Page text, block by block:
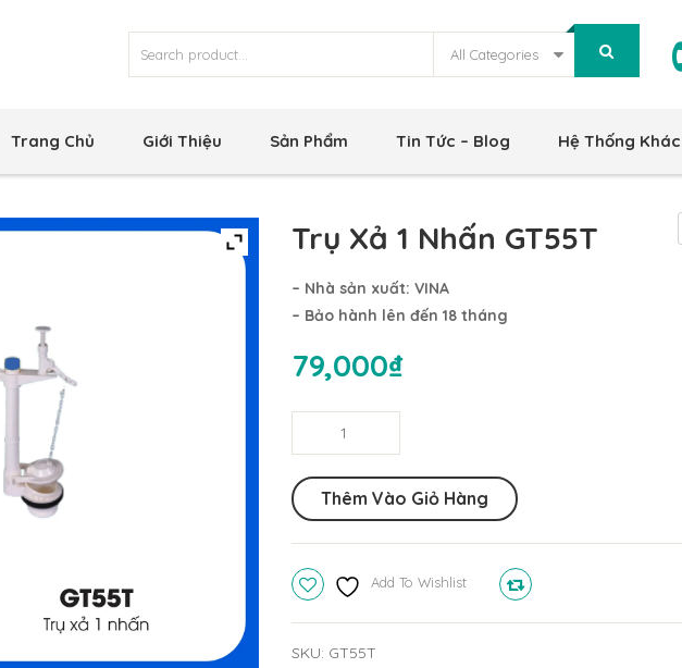
All Categories
Trang Chủ Giới Thiệu Sản Phẩm Tin Tức – Blog Hệ Thống
Trụ Xả 1 Nhấn GT55T
– Nhà sản xuất: VINA
– Bảo hành lên đến 18 tháng
79,000₫
Xả
1
NhấnThêm Vào Giỏ Hàng
Add To Wishlist
SKU: GT55T